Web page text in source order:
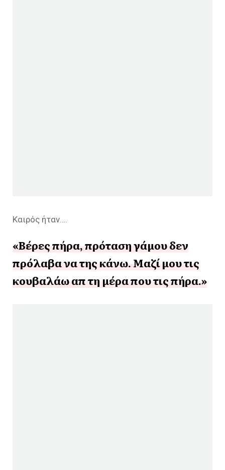
Καιρός ήταν….
«Βέρες πήρα, πρόταση γάμου δεν
πρόλαβα να της κάνω. Μαζί μου τις
κουβαλάω απ τη μέρα που τις πήρα.»